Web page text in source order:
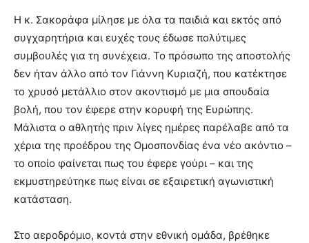
Η κ. Σακοράφα μίλησε με όλα τα παιδιά και εκτός από
συγχαρητήρια και ευχές τους έδωσε πολύτιμες
συμβουλές για τη συνέχεια. Το πρόσωπο της αποστολής
δεν ήταν άλλο από τον Γιάννη Κυριαζή, που κατέκτησε
το χρυσό μετάλλιο στον ακοντισμό με μια σπουδαία
βολή, που τον έφερε στην κορυφή της Ευρώπης.
Μάλιστα ο αθλητής πριν λίγες ημέρες παρέλαβε από τα
χέρια της προέδρου της Ομοσπονδίας ένα νέο ακόντιο –
το οποίο φαίνεται πως του έφερε γούρι – και της
εκμυστηρεύτηκε πως είναι σε εξαιρετική αγωνιστική
κατάσταση.
Στο αεροδρόμιο, κοντά στην εθνική ομάδα, βρέθηκε